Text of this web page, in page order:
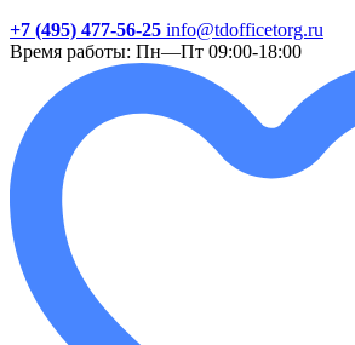
+7 (495) 477-56-25 info@tdofficetorg.ru
Время работы: Пн—Пт 09:00-18:00